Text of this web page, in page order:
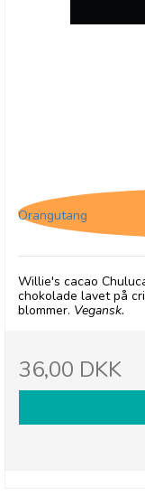
Orangutang
Willie's cacao
chokolade lavet på
blommer. Vegansk.
36,00 DKK